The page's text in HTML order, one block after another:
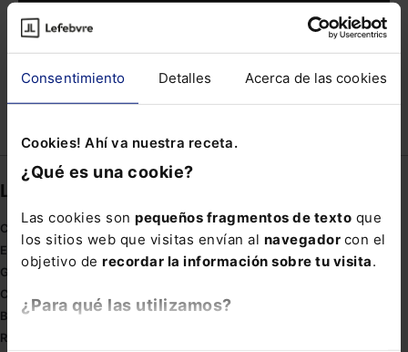
Consentimiento Detalles Acerca de las cookies
Cookies! Ahí va nuestra receta.
¿Qué es una cookie?
Las cookies son pequeños fragmentos de texto que
los sitios web que visitas envían al navegador con el
objetivo de recordar la información sobre tu visita.
¿Para qué las utilizamos?
Links directos
Coronavirus
Estudio de salud abogacía
Gestión de despachos
Compliance
Buenas Prácticas Tributarias
RGPD